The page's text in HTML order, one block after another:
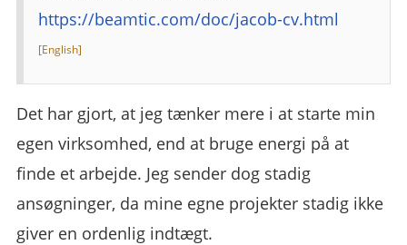
https://beamtic.com/doc/jacob-cv.html
Det har gjort, at jeg tænker mere i at starte min
egen virksomhed, end at bruge energi på at
finde et arbejde. Jeg sender dog stadig
ansøgninger, da mine egne projekter stadig ikke
giver en ordenlig indtægt.